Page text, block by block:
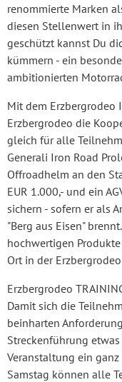
renommierte Marken
diesen Stellenwert in
geschützt kannst Du
kümmern - ein
ambitionierten
Mit dem Erzbergrodeo
Erzbergrodeo die
gleich für alle
Generali Iron Road
Offroadhelm an den
EUR 1.000,- und ein
sichern - sofern er als
"Berg aus Eisen"
hochwertigen
Ort in der
Erzbergrodeo
Damit sich die
beinharten
Streckenführung
Veranstaltung ein
Samstag können alle